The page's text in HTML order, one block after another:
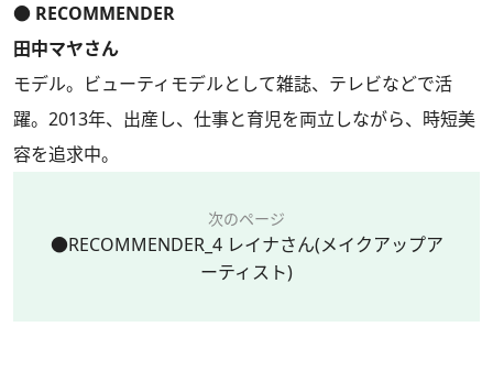
● RECOMMENDER
田中マヤさん
モデル。ビューティモデルとして雑誌、テレビなどで活
躍。2013年、出産し、仕事と育児を両立しながら、時短美
容を追求中。
次のページ
●RECOMMENDER_4 レイナさん(メイクアップア
ーティスト)